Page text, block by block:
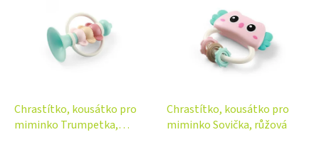
Chrastítko, kousátko pro
miminko Trumpetka,
Chrastítko, kousátko pro
miminko Sovička, růžová